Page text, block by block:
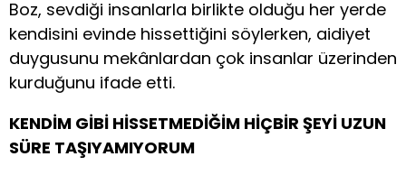
Boz, sevdiği insanlarla birlikte olduğu her yerde
kendisini evinde hissettiğini söylerken, aidiyet
duygusunu mekânlardan çok insanlar üzerinden
kurduğunu ifade etti.
KENDİM GİBİ HİSSETMEDİĞİM HİÇBİR ŞEYİ UZUN
SÜRE TAŞIYAMIYORUM